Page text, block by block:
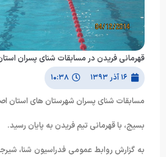
قهرمانی فریدن در مسابقات شنای پسران
۱۶ آذر ۱۳۹۳ ۱۰:۳۸
مسابقات شنای پسران شهرستان های استان
بسیج، با قهرمانی تیم فریدن به پایان رسید.
به گزارش روابط عمومی فدراسیون شنا،